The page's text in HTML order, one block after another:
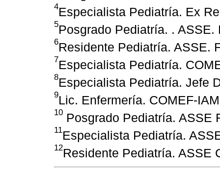
4Especialista Pediatría. Ex
5Posgrado Pediatría. . ASSE.
6Residente Pediatría. ASSE.
7Especialista Pediatría.
8Especialista Pediatría. Jefe
9Lic. Enfermería. COMEF-
10 Posgrado Pediatría. ASSE
11Especialista Pediatría.
12Residente Pediatría. ASSE